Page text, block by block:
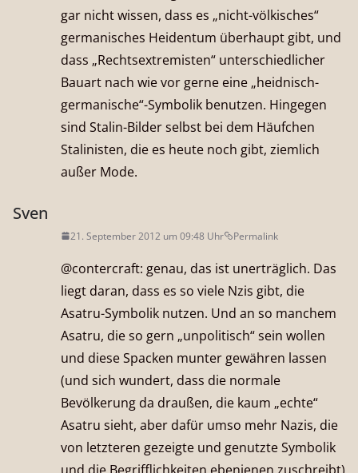
gar nicht wissen, dass es „nicht-völkisches“
germanisches Heidentum überhaupt gibt, und
dass „Rechtsextremisten“ unterschiedlicher
Bauart nach wie vor gerne eine „heidnisch-
germanische“-Symbolik benutzen. Hingegen
sind Stalin-Bilder selbst bei dem Häufchen
Stalinisten, die es heute noch gibt, ziemlich
außer Mode.
Sven
21. September 2012 um 09:48 Uhr Permalink
@contercraft: genau, das ist unerträglich. Das
liegt daran, dass es so viele Nzis gibt, die
Asatru-Symbolik nutzen. Und an so manchem
Asatru, die so gern „unpolitisch“ sein wollen
und diese Spacken munter gewähren lassen
(und sich wundert, dass die normale
Bevölkerung da draußen, die kaum „echte“
Asatru sieht, aber dafür umso mehr Nazis, die
von letzteren gezeigte und genutzte Symbolik
und die Begrifflichkeiten ebenjenen zuschreibt)